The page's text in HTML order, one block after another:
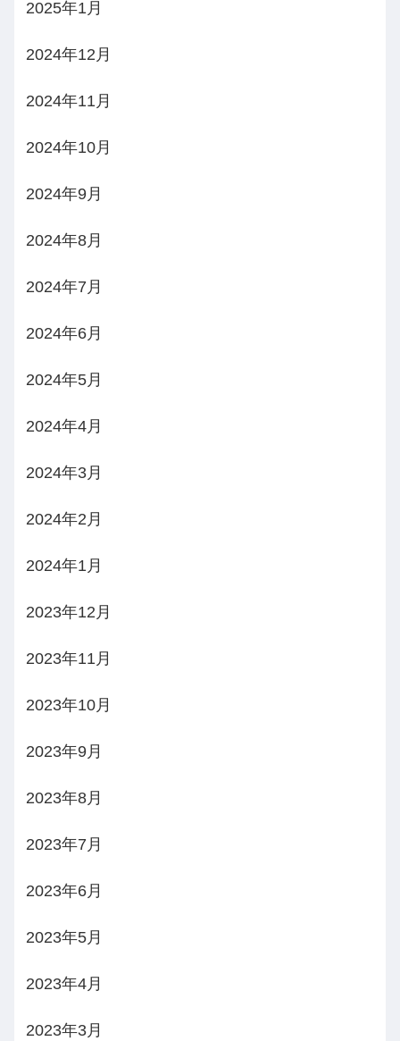
2025年1月
2024年12月
2024年11月
2024年10月
2024年9月
2024年8月
2024年7月
2024年6月
2024年5月
2024年4月
2024年3月
2024年2月
2024年1月
2023年12月
2023年11月
2023年10月
2023年9月
2023年8月
2023年7月
2023年6月
2023年5月
2023年4月
2023年3月